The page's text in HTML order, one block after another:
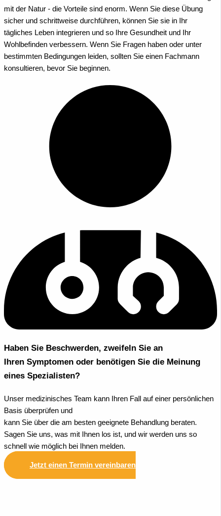
mit der Natur - die Vorteile sind enorm. Wenn Sie diese Übung
sicher und schrittweise durchführen, können Sie sie in Ihr
tägliches Leben integrieren und so Ihre Gesundheit und Ihr
Wohlbefinden verbessern. Wenn Sie Fragen haben oder unter
bestimmten Bedingungen leiden, sollten Sie einen Fachmann
konsultieren, bevor Sie beginnen.
Haben Sie Beschwerden, zweifeln Sie an
Ihren Symptomen oder benötigen Sie die Meinung
eines Spezialisten?
Unser medizinisches Team kann Ihren Fall auf einer persönlichen
Basis überprüfen und
kann Sie über die am besten geeignete Behandlung beraten.
Sagen Sie uns, was mit Ihnen los ist, und wir werden uns so
schnell wie möglich bei Ihnen melden.
Jetzt einen Termin vereinbaren